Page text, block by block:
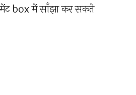
box में साँझा कर सकते